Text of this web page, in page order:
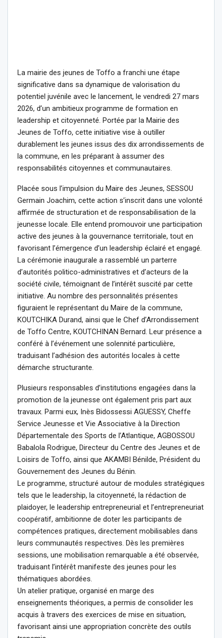
La mairie des jeunes de Toffo a franchi une étape
significative dans sa dynamique de valorisation du
potentiel juvénile avec le lancement, le vendredi 27 mars
2026, d’un ambitieux programme de formation en
leadership et citoyenneté. Portée par la Mairie des
Jeunes de Toffo, cette initiative vise à outiller
durablement les jeunes issus des dix arrondissements de
la commune, en les préparant à assumer des
responsabilités citoyennes et communautaires.
Placée sous l’impulsion du Maire des Jeunes, SESSOU
Germain Joachim, cette action s’inscrit dans une volonté
affirmée de structuration et de responsabilisation de la
jeunesse locale. Elle entend promouvoir une participation
active des jeunes à la gouvernance territoriale, tout en
favorisant l’émergence d’un leadership éclairé et engagé.
La cérémonie inaugurale a rassemblé un parterre
d’autorités politico-administratives et d’acteurs de la
société civile, témoignant de l’intérêt suscité par cette
initiative. Au nombre des personnalités présentes
figuraient le représentant du Maire de la commune,
KOUTCHIKA Durand, ainsi que le Chef d’Arrondissement
de Toffo Centre, KOUTCHINAN Bernard. Leur présence a
conféré à l’événement une solennité particulière,
traduisant l’adhésion des autorités locales à cette
démarche structurante.
Plusieurs responsables d’institutions engagées dans la
promotion de la jeunesse ont également pris part aux
travaux. Parmi eux, Inès Bidossessi AGUESSY, Cheffe
Service Jeunesse et Vie Associative à la Direction
Départementale des Sports de l’Atlantique, AGBOSSOU
Babalola Rodrigue, Directeur du Centre des Jeunes et de
Loisirs de Toffo, ainsi que AKAMBI Bénilde, Président du
Gouvernement des Jeunes du Bénin.
Le programme, structuré autour de modules stratégiques
tels que le leadership, la citoyenneté, la rédaction de
plaidoyer, le leadership entrepreneurial et l’entrepreneuriat
coopératif, ambitionne de doter les participants de
compétences pratiques, directement mobilisables dans
leurs communautés respectives. Dès les premières
sessions, une mobilisation remarquable a été observée,
traduisant l’intérêt manifeste des jeunes pour les
thématiques abordées.
Un atelier pratique, organisé en marge des
enseignements théoriques, a permis de consolider les
acquis à travers des exercices de mise en situation,
favorisant ainsi une appropriation concrète des outils